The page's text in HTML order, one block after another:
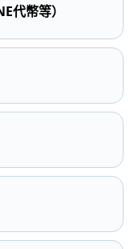
代幣等）